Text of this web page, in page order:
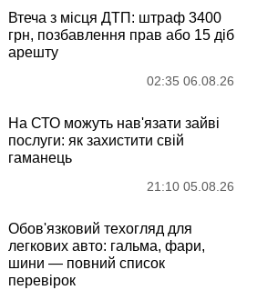
Втеча з місця ДТП: штраф 3400
грн, позбавлення прав або 15 діб
арешту
02:35 06.08.26
На СТО можуть нав'язати зайві
послуги: як захистити свій
гаманець
21:10 05.08.26
Обов'язковий техогляд для
легкових авто: гальма, фари,
шини — повний список
перевірок